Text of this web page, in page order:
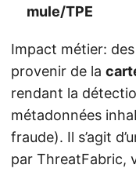
mule/TPE
Impact métier:
provenir de la
rendant la
métadonnées
fraude). Il s’agit
par ThreatFabric,